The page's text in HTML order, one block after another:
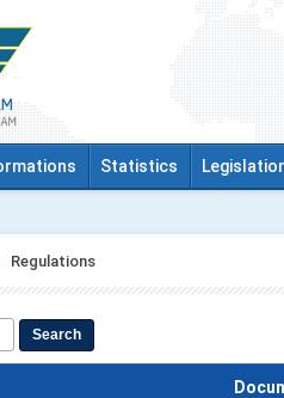
Statistics
Regulations
Search